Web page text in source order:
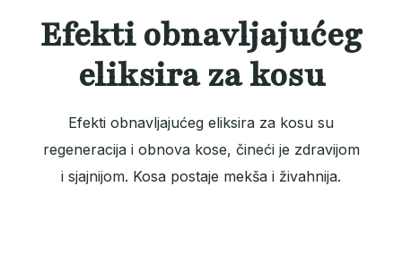
Efekti obnavljajućeg
eliksira za kosu
Efekti obnavljajućeg eliksira za kosu su
regeneracija i obnova kose, čineći je zdravijom
i sjajnijom. Kosa postaje mekša i živahnija.